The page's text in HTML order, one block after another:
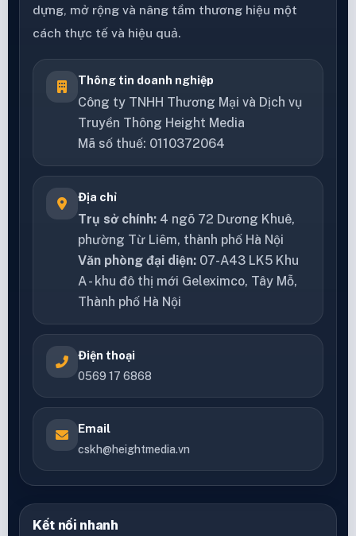
dựng, mở rộng và nâng tầm thương hiệu một
cách thực tế và hiệu quả.
Thông tin doanh nghiệp
Công ty TNHH Thương Mại và Dịch vụ
Truyền Thông Height Media
Mã số thuế: 0110372064
Địa chỉ
Trụ sở chính: 4 ngõ 72 Dương Khuê,
phường Từ Liêm, thành phố Hà Nội
Văn phòng đại diện: 07-A43 LK5 Khu
A - khu đô thị mới Geleximco, Tây Mỗ,
Thành phố Hà Nội
Điện thoại
0569 17 6868
Email
cskh@heightmedia.vn
Kết nối nhanh